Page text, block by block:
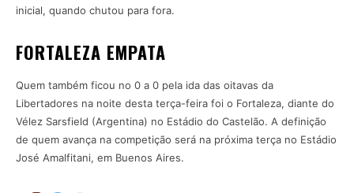
inicial, quando chutou para fora.
FORTALEZA EMPATA
Quem também ficou no 0 a 0 pela ida das oitavas da
Libertadores na noite desta terça-feira foi o Fortaleza, diante do
Vélez Sarsfield (Argentina) no Estádio do Castelão. A definição
de quem avança na competição será na próxima terça no Estádio
José Amalfitani, em Buenos Aires.